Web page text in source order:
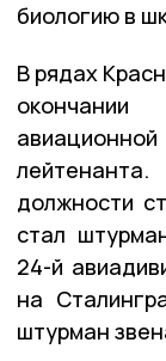
биологию в
В рядах
должности
стал
24-й
на
штурман